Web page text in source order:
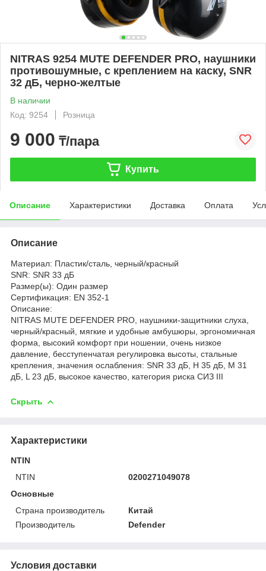
NITRAS 9254 MUTE DEFENDER PRO, наушники
противошумные, с креплением на каску, SNR
32 дБ, черно-желтые
В наличии
Код: 9254
Розница
9 000 ₸/пара
Купить
Описание Характеристики Доставка Оплата
Описание
Материал: Пластик/сталь, черный/красный
SNR: SNR 33 дБ
Размер(ы): Один размер
Сертификация: EN 352-1
Описание:
NITRAS MUTE DEFENDER PRO, наушники-защитники слуха,
черный/красный, мягкие и удобные амбушюры, эргономичная
форма, высокий комфорт при ношении, очень низкое
давление, бесступенчатая регулировка высоты, стальные
крепления, значения ослабления: SNR 33 дБ, H 35 дБ, M 31
дБ, L 23 дБ, высокое качество, категория риска СИЗ III
Скрыть
Характеристики
NTIN
NTIN
0200271049078
Основные
Страна производитель
Китай
Производитель
Defender
Условия доставки